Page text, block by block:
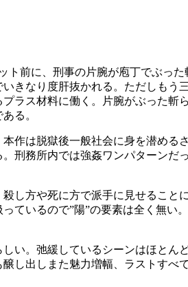
ト前に、刑事の片腕が庖丁でぶっ
きなり度肝抜かれる。ただしもう
ラス材料に働く。片腕がぶった斬
る。
作は脱獄後一般社会に身を潜め
刑務所内では強姦ワンパターン
し方や死に方で派手に見せること
ているので”陽”の要素は全く無
い。弛緩しているシーンはほとん
し出しまた魅力増幅、ラストす